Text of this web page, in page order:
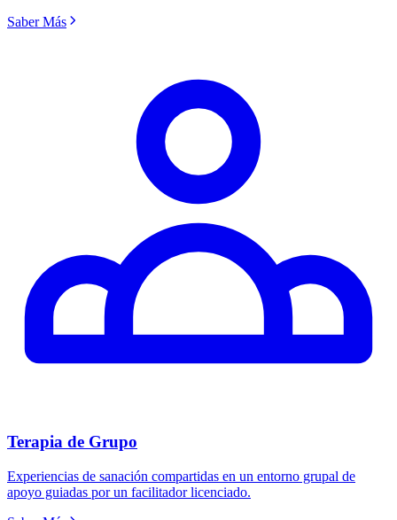
Saber Más
Terapia de Grupo
Experiencias de sanación compartidas en un entorno grupal de
apoyo guiadas por un facilitador licenciado.